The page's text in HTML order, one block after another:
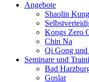
Angebote
Shaolin
Kongs Zero
Chin Na
Qi Gong
Seminare und
Bad
Goslar